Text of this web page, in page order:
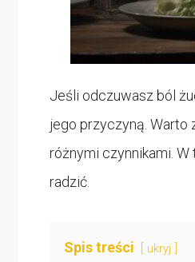
Jeśli odczuwasz ból
jego przyczyną. Warto
różnymi czynnikami.
radzić.
Spis treści ukryj